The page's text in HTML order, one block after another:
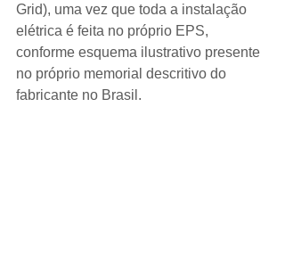
Grid), uma vez que toda a instalação
elétrica é feita no próprio EPS,
conforme esquema ilustrativo presente
no próprio memorial descritivo do
fabricante no Brasil.